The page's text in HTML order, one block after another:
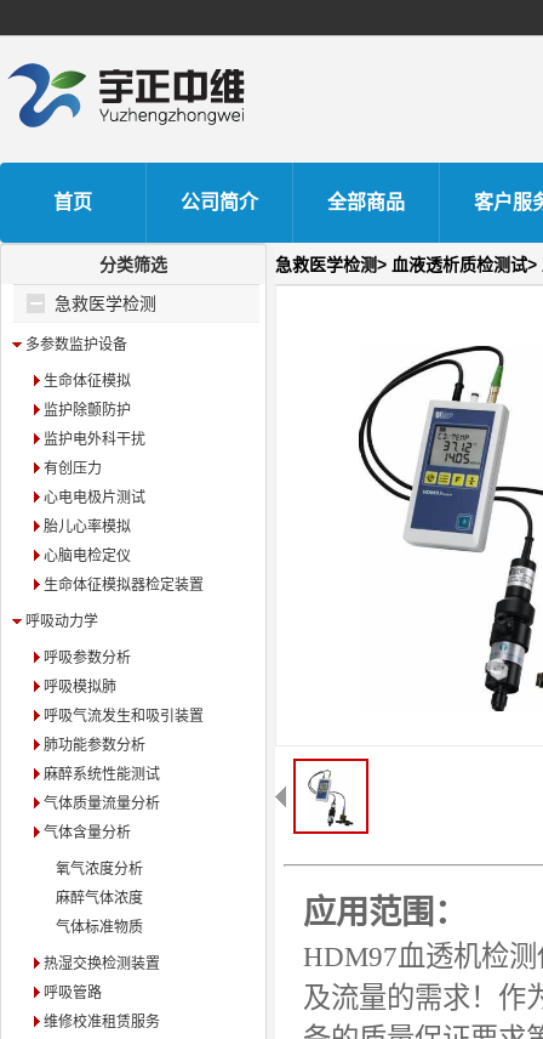
首页 公司简介 全部商品 客户服
分类筛选
急救医学检测
多参数监护设备
生命体征模拟
监护除颤防护
监护电外科干扰
有创压力
心电电极片测试
胎儿心率模拟
心脑电检定仪
生命体征模拟器检定装置
呼吸动力学
呼吸参数分析
呼吸模拟肺
呼吸气流发生和吸引装置
肺功能参数分析
麻醉系统性能测试
气体质量流量分析
气体含量分析
氧气浓度分析
麻醉气体浓度
气体标准物质
热湿交换检测装置
呼吸管路
维修校准租赁服务
急救医学检测> 血液透析质检测试>
应用范围：
HDM97血透机检
及流量的需求！ 作